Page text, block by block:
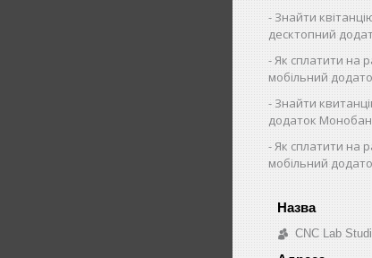
Знайти
десктопний
Як сплатити на
мобільний
Знайти
додаток
Як сплатити на
мобільний
CNC Lab